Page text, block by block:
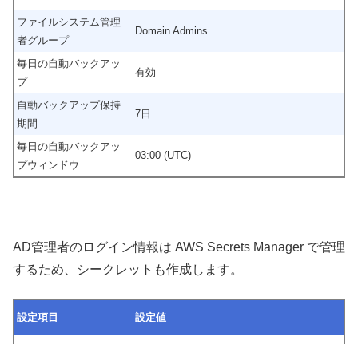
ファイルシステム管理
者グループ
Domain Admins
毎日の自動バックアッ
プ
有効
自動バックアップ保持
期間
7日
毎日の自動バックアッ
プウィンドウ
03:00 (UTC)
AD管理者のログイン情報は AWS Secrets Manager で管理
するため、シークレットも作成します。
設定項目 設定値